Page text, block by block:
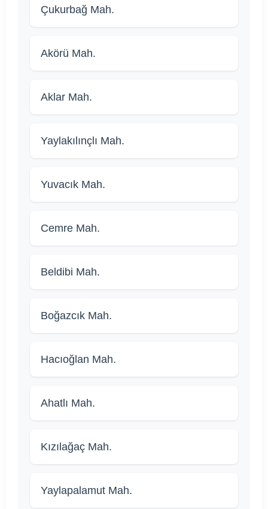
Çukurbağ Mah.
Akörü Mah.
Aklar Mah.
Yaylakılınçlı Mah.
Yuvacık Mah.
Cemre Mah.
Beldibi Mah.
Boğazcık Mah.
Hacıoğlan Mah.
Ahatlı Mah.
Kızılağaç Mah.
Yaylapalamut Mah.